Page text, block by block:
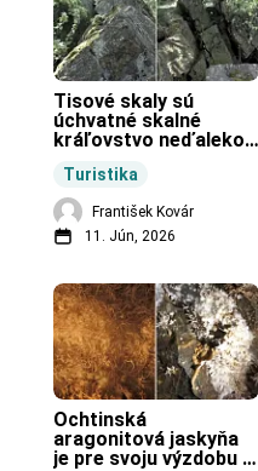
Turistika
Tisové skaly sú
úchvatné skalné
kráľovstvo neďaleko
František Kovár
11. Jún, 2026
Ochtinská
aragonitová jaskyňa
je pre svoju výzdobu